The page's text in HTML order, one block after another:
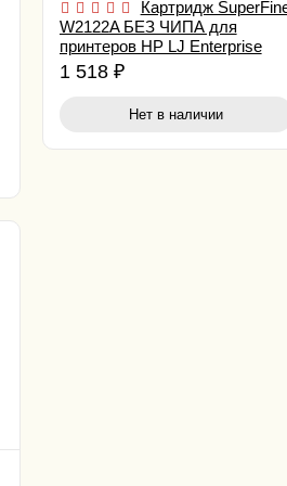
Картридж
W2122A БЕЗ ЧИПА для
принтеров HP LJ Enterprise
M554/ 555/ 578 Yellow 4.5K
1 518 ₽
Нет в наличии